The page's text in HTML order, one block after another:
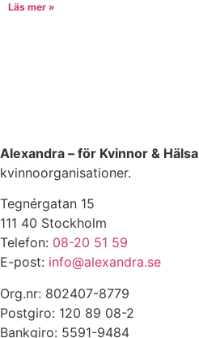
Läs mer »
Alexandra – för Kvinnor & Hälsa
kvinnoorganisationer.
Tegnérgatan 15
111 40 Stockholm
Telefon: 08-20 51 59
E-post: info@alexandra.se
Org.nr: 802407-8779
Postgiro: 120 89 08-2
Bankgiro: 5591-9484